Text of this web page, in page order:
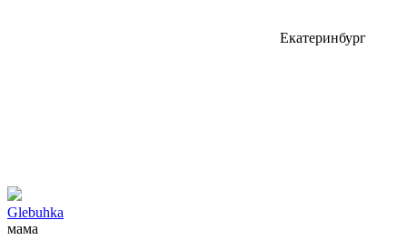
Екатеринбург
Glebuhka
мама